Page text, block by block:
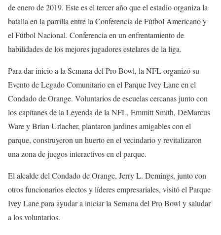
de enero de 2019. Este es el tercer año que el estadio organiza la
batalla en la parrilla entre la Conferencia de Fútbol Americano y
el Fútbol Nacional. Conferencia en un enfrentamiento de
habilidades de los mejores jugadores estelares de la liga.
Para dar inicio a la Semana del Pro Bowl, la NFL organizó su
Evento de Legado Comunitario en el Parque Ivey Lane en el
Condado de Orange. Voluntarios de escuelas cercanas junto con
los capitanes de la Leyenda de la NFL, Emmitt Smith, DeMarcus
Ware y Brian Urlacher, plantaron jardines amigables con el
parque, construyeron un huerto en el vecindario y revitalizaron
una zona de juegos interactivos en el parque.
El alcalde del Condado de Orange, Jerry L. Demings, junto con
otros funcionarios electos y líderes empresariales, visitó el Parque
Ivey Lane para ayudar a iniciar la Semana del Pro Bowl y saludar
a los voluntarios.